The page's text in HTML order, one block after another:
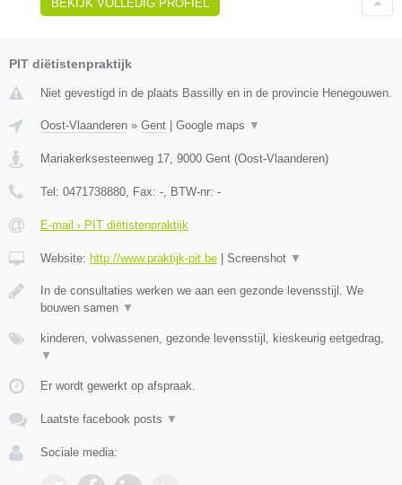
BEKIJK VOLLEDIG PROFIEL
PIT diëtistenpraktijk
Niet gevestigd in de plaats Bassilly en in de provincie Henegouwen.
Oost-Vlaanderen » Gent | Google maps ▼
Mariakerksesteenweg 17 9000 Gent (Oost-Vlaanderen)
Tel: 0471738880 , Fax: - , BTW-nr: -
E-mail › PIT diëtistenpraktijk
Website: http://www.praktijk-pit.be | Screenshot ▼
In de consultaties werken we aan een gezonde levensstijl. We
bouwen samen ▼
kinderen, volwassenen, gezonde levensstijl, kieskeurig eetgedrag,
▼
Er wordt gewerkt op afspraak.
Laatste facebook posts ▼
Sociale media: